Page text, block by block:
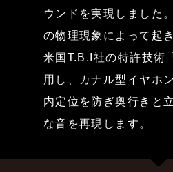
ウンドを実現しました
の物理現象によって起
米国T.B.I社の特許技術
用し、カナル型イヤホ
内定位を防ぎ奥行きと
な音を再現します。